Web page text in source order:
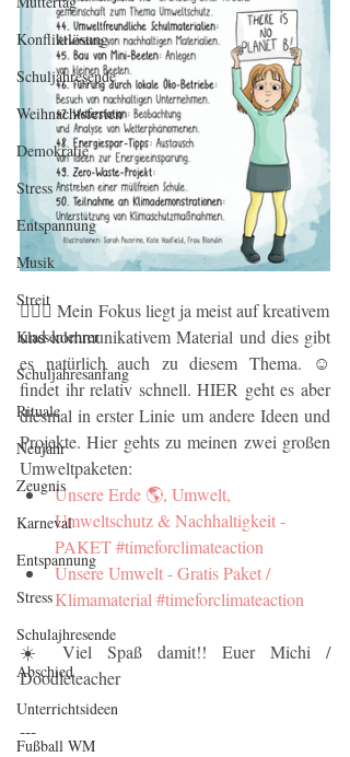
Konfliktlösung
Schuljahresende
Weihnachtsferien
Demokratie
Stress
Entspannung
Musik
Streit
Klassenlehrer
Schuljahresanfang
Rituale
Neujahr
Zeugnis
Karneval
Entspannung
Stress
Schulajhresende
Abschied
Unterrichtsideen
Fußball WM
💁🏼‍♂️ Mein Fokus liegt ja meist auf kreativem
und kommunikativem Material und dies gibt
es natürlich auch zu diesem Thema. ☺️
findet ihr relativ schnell. HIER geht es aber
diesmal in erster Linie um andere Ideen und
Projekte. Hier gehts zu meinen zwei großen
Umweltpaketen:
Unsere Erde 🌎, Umwelt,
Umweltschutz & Nachhaltigkeit -
PAKET #timeforclimateaction
Unsere Umwelt - Gratis Paket /
Klimamaterial #timeforclimateaction
☀️ Viel Spaß damit!! Euer Michi /
Doodleteacher
---